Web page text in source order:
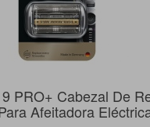
PRO+ Cabezal De
Afeitadora